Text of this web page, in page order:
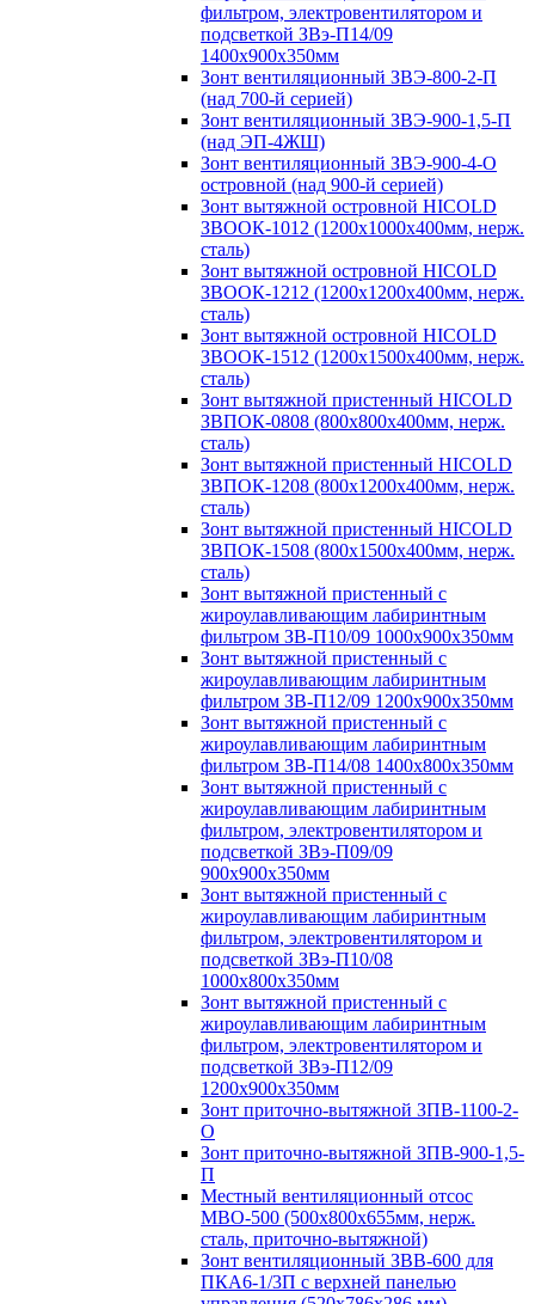
фильтром, электровентилятором и
подсветкой ЗВэ-П14/09
1400х900х350мм
Зонт вентиляционный ЗВЭ-800-2-П
(над 700-й серией)
Зонт вентиляционный ЗВЭ-900-1,5-П
(над ЭП-4ЖШ)
Зонт вентиляционный ЗВЭ-900-4-О
островной (над 900-й серией)
Зонт вытяжной островной HICOLD
ЗВООК-1012 (1200х1000х400мм, нерж.
сталь)
Зонт вытяжной островной HICOLD
ЗВООК-1212 (1200x1200x400мм, нерж.
сталь)
Зонт вытяжной островной HICOLD
ЗВООК-1512 (1200х1500х400мм, нерж.
сталь)
Зонт вытяжной пристенный HICOLD
ЗВПОК-0808 (800х800х400мм, нерж.
сталь)
Зонт вытяжной пристенный HICOLD
ЗВПОК-1208 (800х1200х400мм, нерж.
сталь)
Зонт вытяжной пристенный HICOLD
ЗВПОК-1508 (800х1500х400мм, нерж.
сталь)
Зонт вытяжной пристенный с
жироулавливающим лабиринтным
фильтром ЗВ-П10/09 1000х900х350мм
Зонт вытяжной пристенный с
жироулавливающим лабиринтным
фильтром ЗВ-П12/09 1200х900х350мм
Зонт вытяжной пристенный с
жироулавливающим лабиринтным
фильтром ЗВ-П14/08 1400х800х350мм
Зонт вытяжной пристенный с
жироулавливающим лабиринтным
фильтром, электровентилятором и
подсветкой ЗВэ-П09/09
900х900х350мм
Зонт вытяжной пристенный с
жироулавливающим лабиринтным
фильтром, электровентилятором и
подсветкой ЗВэ-П10/08
1000х800х350мм
Зонт вытяжной пристенный с
жироулавливающим лабиринтным
фильтром, электровентилятором и
подсветкой ЗВэ-П12/09
1200х900х350мм
Зонт приточно-вытяжной ЗПВ-1100-2-
О
Зонт приточно-вытяжной ЗПВ-900-1,5-
П
Местный вентиляционный отсос
МВО-500 (500х800х655мм, нерж.
сталь, приточно-вытяжной)
Зонт вентиляционный ЗВВ-600 для
ПКА6-1/3П с верхней панелью